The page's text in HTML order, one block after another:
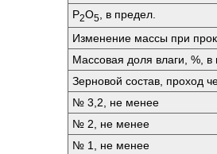
P2O5
, в предел.
Изменение массы при
Массовая доля влаги, %, в
Зерновой состав, проход
№ 3,2, не менее
№ 2, не менее
№ 1, не менее